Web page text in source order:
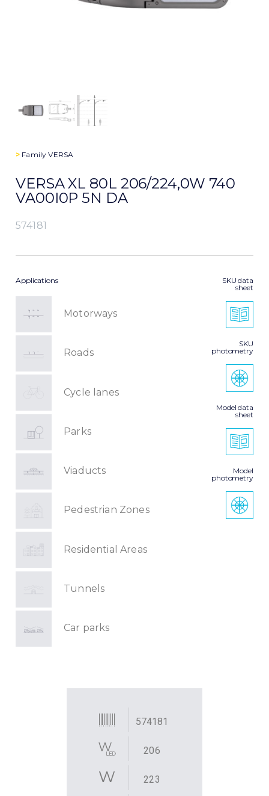
> FamilyVERSA
VERSA XL 80L 206/224,0W 740
VA00I0P 5N DA
574181
Applications
Motorways
Roads
Cycle lanes
Parks
Viaducts
Pedestrian Zones
Residential Areas
Tunnels
Car parks
SKU data
sheet
SKU
photometry
Model data
sheet
Model
photometry
574181
206
223